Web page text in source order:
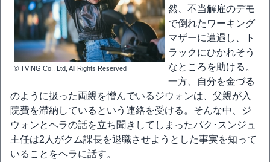
© TVING Co., Ltd, All Rights Reserved
然、不当解雇のデモ
で倒れたワーキング
マザーに遭遇し、ト
ラックにひかれそう
なところを助ける。
一方、自分を金づる
のように扱った両親を憎んでいるジウォンは、父親が入
院費を滞納しているという連絡を受ける。そんな中、ジ
ウォンとヘラの話を立ち聞きしてしまったパク･スンジュ
主任は2人がクム課長を退職させようとした事実を知って
いることをヘラに話す。